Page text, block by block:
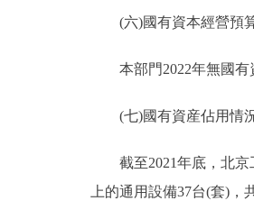
(六)國有資本經營預算
本部門2022年無國有
(七)國有資産佔用情
截至2021年底，北京工
上的通用設備37台(套)